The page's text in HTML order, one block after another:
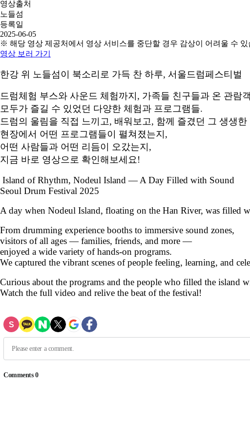
영상출처
노들섬
등록일
2025-06-05
※ 해당 영상 제공처에서 영상 서비스를 중단할 경우 감상이 어려울 수 있
영상 보러 가기
한강 위 노들섬이 북소리로 가득 찬 하루, 서울드럼페스티벌
드럼체험 부스와 사운드 체험까지, 가족들 친구들과 온 관람
모두가 즐길 수 있었던 다양한 체험과 프로그램들.
드럼의 울림을 직접 느끼고, 배워보고, 함께 즐겼던 그 생생
현장에서 어떤 프로그램들이 펼쳐졌는지,
어떤 사람들과 어떤 리듬이 오갔는지,
지금 바로 영상으로 확인해보세요!
Island of Rhythm, Nodeul Island — A Day Filled with Sound
Seoul Drum Festival 2025
A day when Nodeul Island, floating on the Han River, was filled
From drumming experience booths to immersive sound zones,
visitors of all ages — families, friends, and more —
enjoyed a wide variety of hands-on programs.
We captured the vibrant scenes of people feeling, learning, and
Curious about the programs and the people who filled the island
Watch the full video and relive the beat of the festival!